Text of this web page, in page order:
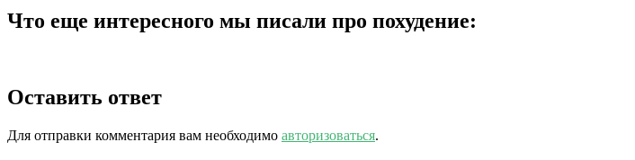
Что еще интересного мы писали про похудение:
Оставить ответ
Для отправки комментария вам необходимо авторизоваться.